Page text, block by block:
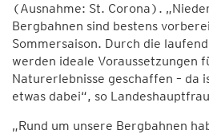
(Ausnahme: St. Corona).
Bergbahnen sind bestens
Sommersaison. Durch die
werden ideale Voraussetzungen
Naturerlebnisse geschaffen – da
etwas dabei“, so
„Rund um unsere Bergbahnen